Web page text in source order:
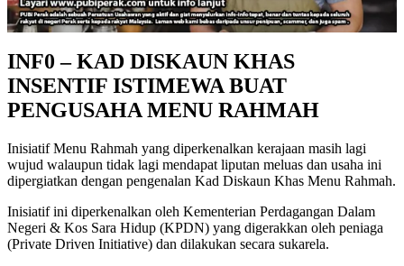
INF0 – KAD DISKAUN KHAS
INSENTIF ISTIMEWA BUAT
PENGUSAHA MENU RAHMAH
Inisiatif Menu Rahmah yang diperkenalkan kerajaan masih lagi
wujud walaupun tidak lagi mendapat liputan meluas dan usaha ini
dipergiatkan dengan pengenalan Kad Diskaun Khas Menu Rahmah.
Inisiatif ini diperkenalkan oleh Kementerian Perdagangan Dalam
Negeri & Kos Sara Hidup (KPDN) yang digerakkan oleh peniaga
(Private Driven Initiative) dan dilakukan secara sukarela.